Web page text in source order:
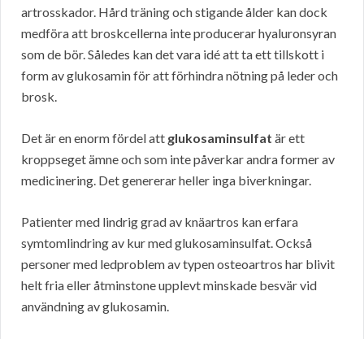
artrosskador. Hård träning och stigande ålder kan dock
medföra att broskcellerna inte producerar hyaluronsyran
som de bör. Således kan det vara idé att ta ett tillskott i
form av glukosamin för att förhindra nötning på leder och
brosk.
Det är en enorm fördel att glukosaminsulfat är ett
kroppseget ämne och som inte påverkar andra former av
medicinering. Det genererar heller inga biverkningar.
Patienter med lindrig grad av knäartros kan erfara
symtomlindring av kur med glukosaminsulfat. Också
personer med ledproblem av typen osteoartros har blivit
helt fria eller åtminstone upplevt minskade besvär vid
användning av glukosamin.